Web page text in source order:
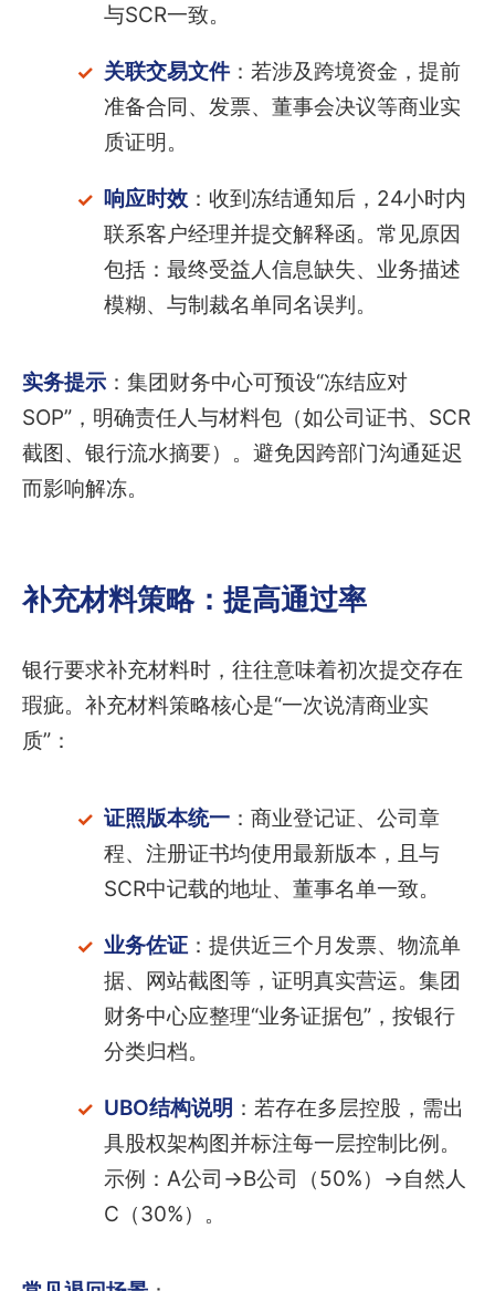
与SCR一致。
关联交易文件：若涉及跨境资金，提前
准备合同、发票、董事会决议等商业实
质证明。
响应时效：收到冻结通知后，24小时内
联系客户经理并提交解释函。常见原因
包括：最终受益人信息缺失、业务描述
模糊、与制裁名单同名误判。
实务提示 ：集团财务中心可预设“冻结应对
SOP”，明确责任人与材料包（如公司证书、SCR
截图、银行流水摘要）。避免因跨部门沟通延迟
而影响解冻。
补充材料策略：提高通过率
银行要求补充材料时，往往意味着初次提交存在
瑕疵。补充材料策略核心是“一次说清商业实
质”：
证照版本统一：商业登记证、公司章
程、注册证书均使用最新版本，且与
SCR中记载的地址、董事名单一致。
业务佐证：提供近三个月发票、物流单
据、网站截图等，证明真实营运。集团
财务中心应整理“业务证据包”，按银行
分类归档。
UBO结构说明 ：若存在多层控股，需出
具股权架构图并标注每一层控制比例。
示例：A公司→B公司（50%）→自然人
C（30%）。